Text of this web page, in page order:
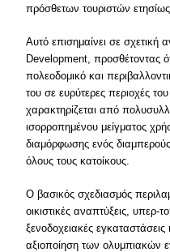
πρόσθετων τουριστών
Αυτό επισημαίνει σε σχετική
Development, προσθέτοντας
πολεοδομικό και
του σε ευρύτερες περιοχές
χαρακτηρίζεται από
ισορροπημένου μείγματος
διαμόρφωσης ενός
όλους τους κατοίκους.
Ο βασικός σχεδιασμός
οικιστικές αναπτύξεις, υπερ-
ξενοδοχειακές
αξιοποίηση των ολυμπιακών